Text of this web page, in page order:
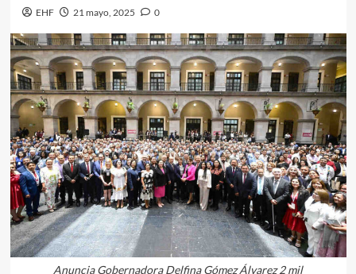
EHF 21 mayo, 2025 0
Anuncia Gobernadora Delfina Gómez Álvarez 2 mil